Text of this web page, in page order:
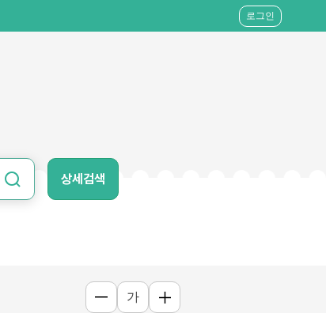
로그인
상세검색
가